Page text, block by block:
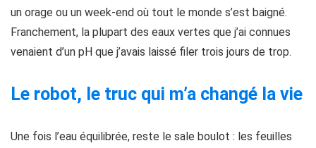
un orage ou un week-end où tout le monde s’est baigné.
Franchement, la plupart des eaux vertes que j’ai connues
venaient d’un pH que j’avais laissé filer trois jours de trop.
Le robot, le truc qui m’a changé la vie
Une fois l’eau équilibrée, reste le sale boulot : les feuilles